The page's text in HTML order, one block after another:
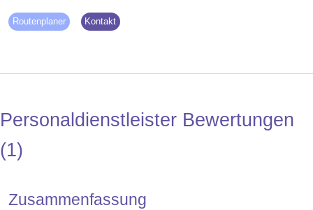
Routenplaner Kontakt
Personaldienstleister Bewertungen
1
Zusammenfassung